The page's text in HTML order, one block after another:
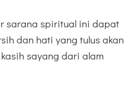
sarana spiritual ini dapat
dan hati yang tulus akan
sayang dari alam